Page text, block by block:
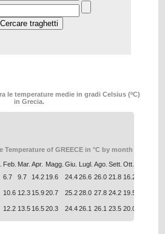
le temperature medie in gradi Celsius (ºC)
in Grecia.
Temperature of GREECE in °C by month
Feb. Mar. Apr. Magg. Giu. Lugl. Ago. Sett. Ott.
6.7 9.7 14.2 19.6 24.426.6 26.0 21.8 16.2
10.6 12.3 15.920.7 25.228.0 27.8 24.2 19.5
12.2 13.5 16.520.3 24.426.1 26.1 23.5 20.0